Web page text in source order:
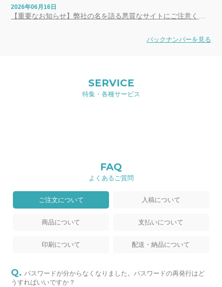
2026年06月16日
【重要なお知らせ】弊社の名を語る悪質なサイトにご注意ください
バックナンバーを見る
SERVICE
特集・各種サービス
FAQ
よくあるご質問
ご注文について 入稿について
商品について 支払いについて
印刷について 配送・納品について
パスワードが分からなくなりました。パスワードの再発行はど
うすればいいですか？